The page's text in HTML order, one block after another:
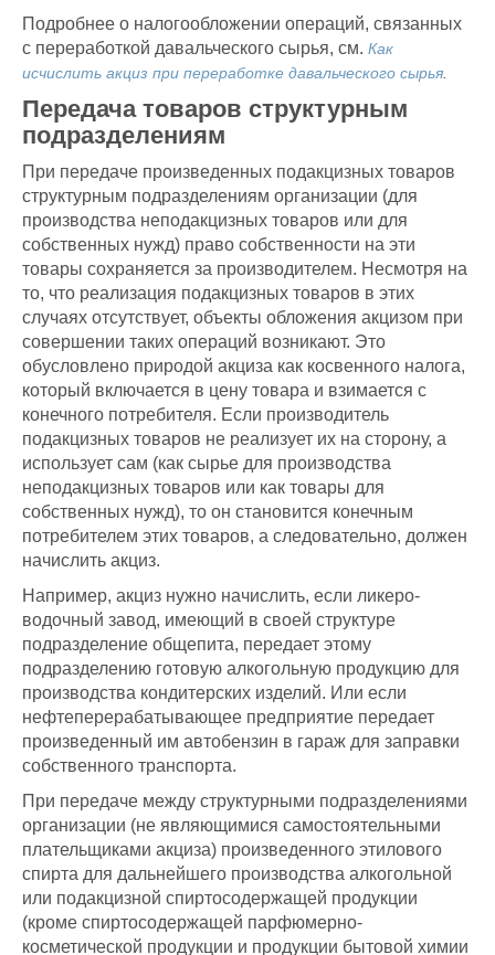
Подробнее о налогообложении операций, связанных
с переработкой давальческого сырья, см. Как
исчислить акциз при переработке давальческого сырья.
Передача товаров структурным
подразделениям
При передаче произведенных подакцизных товаров
структурным подразделениям организации (для
производства неподакцизных товаров или для
собственных нужд) право собственности на эти
товары сохраняется за производителем. Несмотря на
то, что реализация подакцизных товаров в этих
случаях отсутствует, объекты обложения акцизом при
совершении таких операций возникают. Это
обусловлено природой акциза как косвенного налога,
который включается в цену товара и взимается с
конечного потребителя. Если производитель
подакцизных товаров не реализует их на сторону, а
использует сам (как сырье для производства
неподакцизных товаров или как товары для
собственных нужд), то он становится конечным
потребителем этих товаров, а следовательно, должен
начислить акциз.
Например, акциз нужно начислить, если ликеро-
водочный завод, имеющий в своей структуре
подразделение общепита, передает этому
подразделению готовую алкогольную продукцию для
производства кондитерских изделий. Или если
нефтеперерабатывающее предприятие передает
произведенный им автобензин в гараж для заправки
собственного транспорта.
При передаче между структурными подразделениями
организации (не являющимися самостоятельными
плательщиками акциза) произведенного этилового
спирта для дальнейшего производства алкогольной
или подакцизной спиртосодержащей продукции
(кроме спиртосодержащей парфюмерно-
косметической продукции и продукции бытовой химии